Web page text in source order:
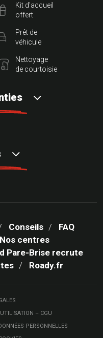
Kit d'accueil
offert
Prêt de
véhicule
Nettoyage
de courtoisie
Conseils
FAQ
Nos centres
Pare-Brise recrute
Roady.fr
– CGU
PERSONNELLES